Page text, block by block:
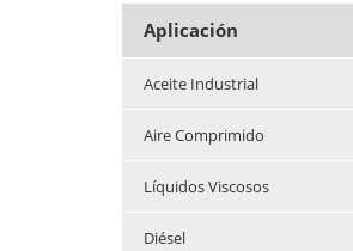
Aplicación
Aceite Industrial
Aire Comprimido
Líquidos Viscosos
Diésel